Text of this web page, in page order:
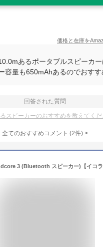
価格と在庫を
あるポータブルスピーカ
容量も650mAhあるのでおすす
回答された質問
スピーカーのおすすめを教えてくだ
全てのおすすめコメント (2件) >